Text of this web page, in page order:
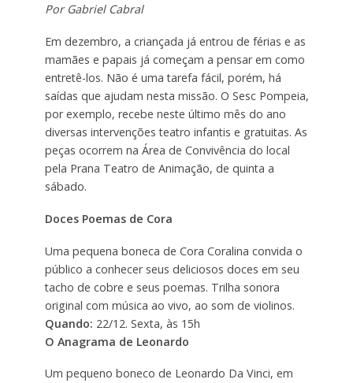
Por Gabriel Cabral
Em dezembro, a criançada já entrou de férias e as
mamães e papais já começam a pensar em como
entretê-los. Não é uma tarefa fácil, porém, há
saídas que ajudam nesta missão. O Sesc Pompeia,
por exemplo, recebe neste último mês do ano
diversas intervenções teatro infantis e gratuitas. As
peças ocorrem na Área de Convivência do local
pela Prana Teatro de Animação, de quinta a
sábado.
Doces Poemas de Cora
Uma pequena boneca de Cora Coralina convida o
público a conhecer seus deliciosos doces em seu
tacho de cobre e seus poemas. Trilha sonora
original com música ao vivo, ao som de violinos.
Quando: 22/12. Sexta, às 15h
O Anagrama de Leonardo
Um pequeno boneco de Leonardo Da Vinci, em